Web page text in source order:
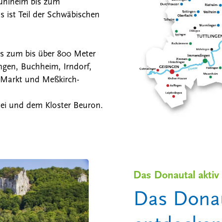
bis zum
ist Teil der Schwäbischen
zum bis über 800 Meter
Buchheim, Irndorf,
und Meßkirch-
und dem Kloster Beuron.
Das Donautal aktiv
Das